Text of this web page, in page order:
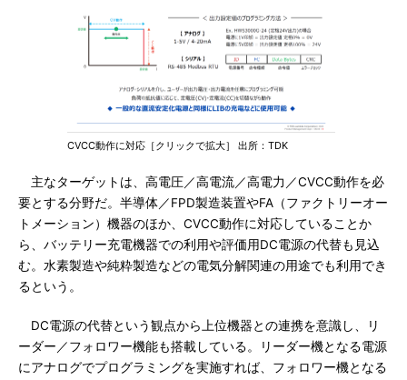
CVCC動作に対応［クリックで拡大］ 出所：TDK
主なターゲットは、高電圧／高電流／高電力／CVCC動作を必
要とする分野だ。半導体／FPD製造装置やFA（ファクトリーオー
トメーション）機器のほか、CVCC動作に対応していることか
ら、バッテリー充電機器での利用や評価用DC電源の代替も見込
む。水素製造や純粋製造などの電気分解関連の用途でも利用でき
るという。
DC電源の代替という観点から上位機器との連携を意識し、リ
ーダー／フォロワー機能も搭載している。リーダー機となる電源
にアナログでプログラミングを実施すれば、フォロワー機となる